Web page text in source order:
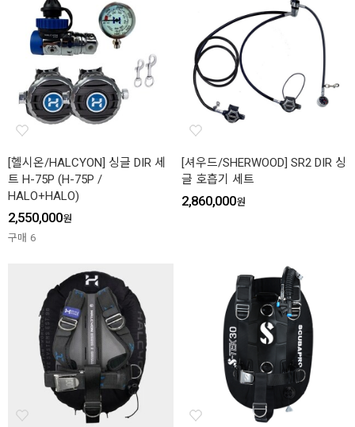
[헬시온/HALCYON] 싱글 DIR 세
트 H-75P (H-75P /
HALO+HALO)
2,550,000원
구매 6
[셔우드/SHERWOOD] SR2 DIR 싱
글 호흡기 세트
2,860,000원